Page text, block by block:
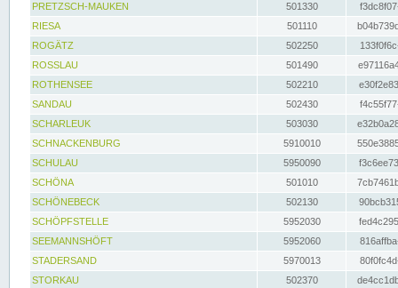
PRETZSCH-MAUKEN
501330
RIESA
501110
ROGÄTZ
502250
ROSSLAU
501490
ROTHENSEE
502210
SANDAU
502430
SCHARLEUK
503030
SCHNACKENBURG
5910010
SCHULAU
5950090
SCHÖNA
501010
SCHÖNEBECK
502130
SCHÖPFSTELLE
5952030
SEEMANNSHÖFT
5952060
STADERSAND
5970013
STORKAU
502370